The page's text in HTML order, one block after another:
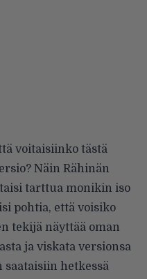
voitaisiinko tästä
Näin Rähinän
tarttua monikin iso
pohtia, että voisiko
tekijä näyttää oman
ja viskata versionsa
saataisiin hetkessä